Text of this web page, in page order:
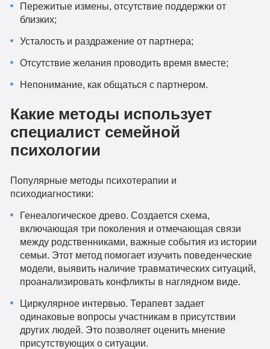
Пережитые измены, отсутствие поддержки от
близких;
Усталость и раздражение от партнера;
Отсутствие желания проводить время вместе;
Непонимание, как общаться с партнером.
Какие методы использует
специалист семейной
психологии
Популярные методы психотерапии и
психодиагностики:
Генеалогическое древо. Создается схема,
включающая три поколения и отмечающая связи
между родственниками, важные события из истории
семьи. Этот метод помогает изучить поведенческие
модели, выявить наличие травматических ситуаций,
проанализировать конфликты в наглядном виде.
Циркулярное интервью. Терапевт задает
одинаковые вопросы участникам в присутствии
других людей. Это позволяет оценить мнение
присутствующих о ситуации.